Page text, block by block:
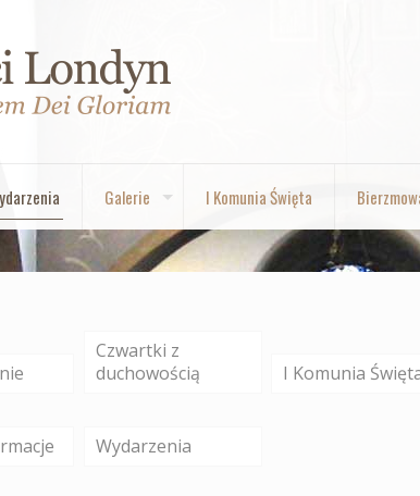
Galerie I Komunia Święta
Czwartki z
duchowością
I Komunia
Wydarzenia